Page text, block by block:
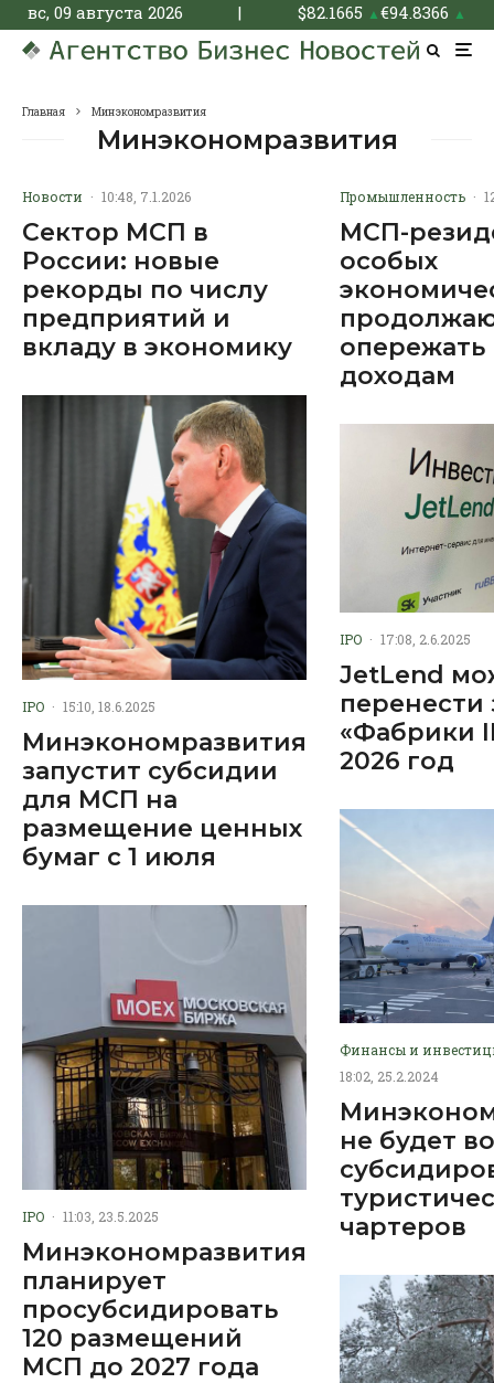
вс, 09 августа 2026 | $82.1665 ▲€94.8366 ▲
Главная Минэкономразвития
Минэкономразвития
Новости · 10:48, 7.1.2026
Сектор МСП в
России: новые
рекорды по числу
предприятий и
вкладу в экономику
IPO · 15:10, 18.6.2025
Минэкономразвития
запустит субсидии
для МСП на
размещение ценных
бумаг с 1 июля
IPO · 11:03, 23.5.2025
Минэкономразвития
планирует
просубсидировать
120 размещений
МСП до 2027 года
Промышленность ·
МСП-
особых
доходам
IPO · 17:08, 2.6.2025
JetLend
перенести
«Фабрики
2026 год
Финансы и
18:02, 25.2.2024
не будет
чартеров